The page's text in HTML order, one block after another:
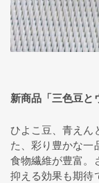
新商品「三色豆と
ひよこ豆、青えん
た、彩り豊かな一
食物繊維が豊富。
抑える効果も期待